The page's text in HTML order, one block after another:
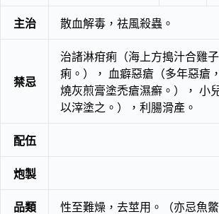
主治 散血解毒，祛風殺蟲。
禁忌
治諸淋疳痢（海上方搗汁合雞
痢。）， 血癖惡瘡（多年惡瘡
燒灰煎膏塗禿瘡濕癬。）， 小
以滓塗之。），利腸滑產。
配伍
炮製
品類 性至難燥，去莖用。（亦忌魚鱉